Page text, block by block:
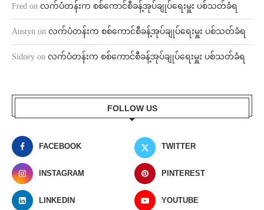
Fred on လက်ပံတန်းက စစ်ကောင်စီခန့်အုပ်ချုပ်ရေးမှူး ပစ်သတ်ခံရ
Austyn on လက်ပံတန်းက စစ်ကောင်စီခန့်အုပ်ချုပ်ရေးမှူး ပစ်သတ်ခံရ
Sidney on လက်ပံတန်းက စစ်ကောင်စီခန့်အုပ်ချုပ်ရေးမှူး ပစ်သတ်ခံရ
FOLLOW US
FACEBOOK TWITTER
INSTAGRAM PINTEREST
LINKEDIN YOUTUBE